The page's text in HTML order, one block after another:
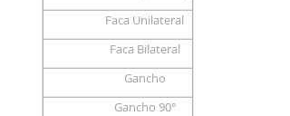
Faca Unilateral
Faca Bilateral
Gancho
Gancho 90°